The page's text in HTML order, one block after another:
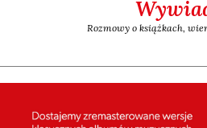
Rozmowy o książkach,